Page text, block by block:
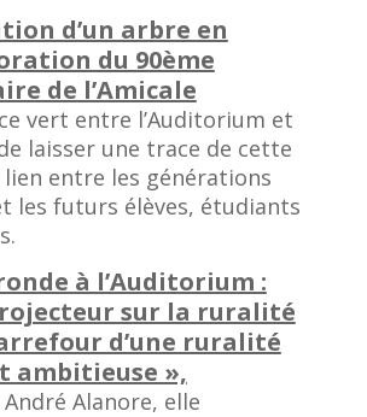
d’un arbre en
du 90ème
de l’Amicale
vert entre l’Auditorium et
laisser une trace de cette
entre les générations
les futurs élèves, étudiants
à l’Auditorium :
sur la ruralité
d’une ruralité
ambitieuse »,
Alanore, elle